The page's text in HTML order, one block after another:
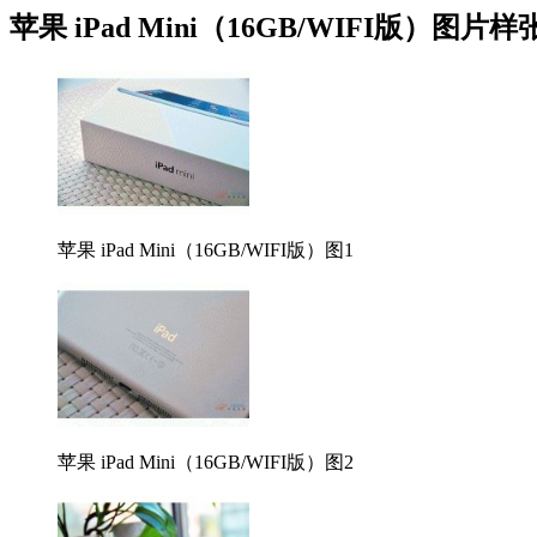
苹果 iPad Mini（16GB/WIFI版）图片样
苹果 iPad Mini（16GB/WIFI版）图1
苹果 iPad Mini（16GB/WIFI版）图2